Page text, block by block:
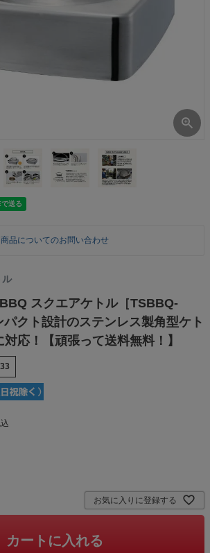
商品についてのお問い合わせ
ル
スクエアケトル［TSBBQ-
クト設計のステンレス製角型ケト
応！【頑張って送料無料！】
お気に入りに登録する
カートに入れる